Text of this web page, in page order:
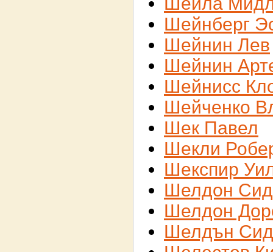
Шейнберг
Шейнин Лев
Шейнин
Шейнисс
Шейченко
Шек Павел
Шекли
Шекспир
Шелдон
Шелдон
Шелдън